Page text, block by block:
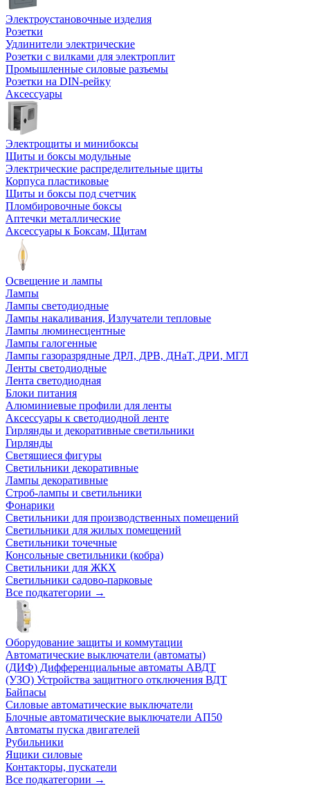
Электроустановочные изделия
Розетки
Удлинители электрические
Розетки с вилками для электроплит
Промышленные силовые разъемы
Розетки на DIN-рейку
Аксессуары
Электрощиты и минибоксы
Щиты и боксы модульные
Электрические распределительные щиты
Корпуса пластиковые
Щиты и боксы под счетчик
Пломбировочные боксы
Аптечки металлические
Аксессуары к Боксам, Щитам
Освещение и лампы
Лампы
Лампы светодиодные
Лампы накаливания, Излучатели тепловые
Лампы люминесцентные
Лампы галогенные
Лампы газоразрядные ДРЛ, ДРВ, ДНаТ, ДРИ, МГЛ
Ленты светодиодные
Лента светодиодная
Блоки питания
Алюминиевые профили для ленты
Аксессуары к светодиодной ленте
Гирлянды и декоративные светильники
Гирлянды
Светящиеся фигуры
Светильники декоративные
Лампы декоративные
Строб-лампы и светильники
Фонарики
Светильники для производственных помещений
Светильники для жилых помещений
Светильники точечные
Консольные светильники (кобра)
Светильники для ЖКХ
Светильники садово-парковые
Все подкатегории →
Оборудование защиты и коммутации
Автоматические выключатели (автоматы)
(ДИФ) Дифференциальные автоматы АВДТ
(УЗО) Устройства защитного отключения ВДТ
Байпасы
Силовые автоматические выключатели
Блочные автоматические выключатели АП50
Автоматы пуска двигателей
Рубильники
Ящики силовые
Контакторы, пускатели
Все подкатегории →